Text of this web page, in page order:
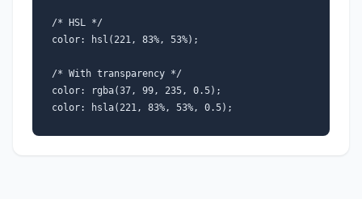
/* HSL */
color: hsl(221, 83%, 53%);
/* With transparency */
color: rgba(37, 99, 235, 0.5);
color: hsla(221, 83%, 53%, 0.5);